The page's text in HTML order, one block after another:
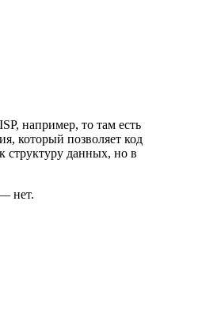
например, то там есть
который позволяет код
структуру данных, но в
нет.